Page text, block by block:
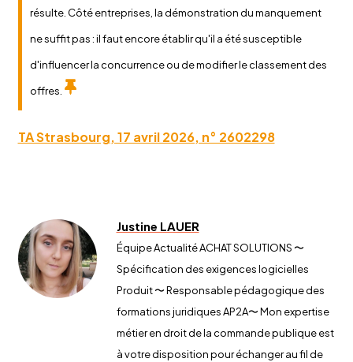
résulte. Côté entreprises, la démonstration du manquement
ne suffit pas : il faut encore établir qu'il a été susceptible
d'influencer la concurrence ou de modifier le classement des
offres.
TA Strasbourg, 17 avril 2026, n° 2602298
Justine LAUER
Équipe Actualité ACHAT SOLUTIONS 〜
Spécification des exigences logicielles
Produit 〜 Responsable pédagogique des
formations juridiques AP2A​〜 Mon expertise
métier en droit de la commande publique est
à votre disposition pour échanger au fil de